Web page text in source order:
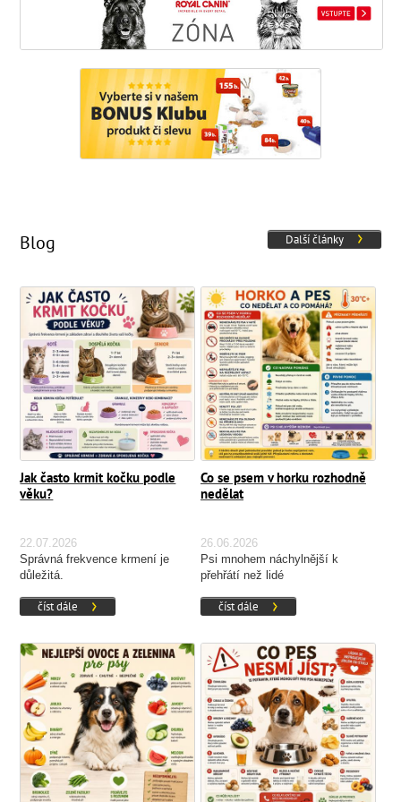
Další články
Blog
Jak často krmit kočku podle
věku?
22.07.2026
Správná frekvence krmení je
důležitá.
číst dále
Co se psem v horku rozhodně
nedělat
26.06.2026
Psi mnohem náchylnější k
přehřátí než lidé
číst dále